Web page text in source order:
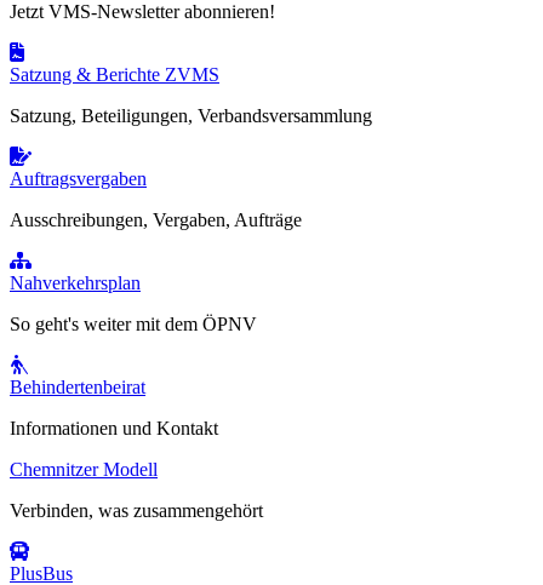
Jetzt VMS-Newsletter abonnieren!
Satzung & Berichte ZVMS
Satzung, Beteiligungen, Verbandsversammlung
Auftragsvergaben
Ausschreibungen, Vergaben, Aufträge
Nahverkehrsplan
So geht's weiter mit dem ÖPNV
Behindertenbeirat
Informationen und Kontakt
Chemnitzer Modell
Verbinden, was zusammengehört
PlusBus